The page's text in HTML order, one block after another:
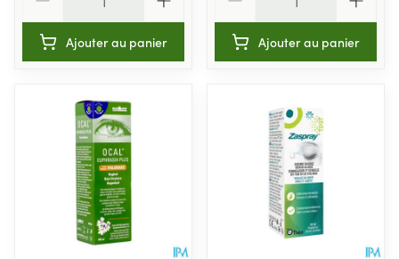
Ajouter au panier Ajouter au panier